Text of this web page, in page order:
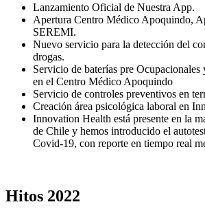
Lanzamiento Oficial de Nuestra App.
Apertura Centro Médico Apoquindo,
SEREMI.
Nuevo servicio para la detección del
drogas.
Servicio de baterías pre Ocupacionales
en el Centro Médico Apoquindo
Servicio de controles preventivos en
Creación área psicológica laboral en
Innovation Health está presente en la
de Chile y hemos introducido el
Covid-19, con reporte en tiempo real
Hitos 2022